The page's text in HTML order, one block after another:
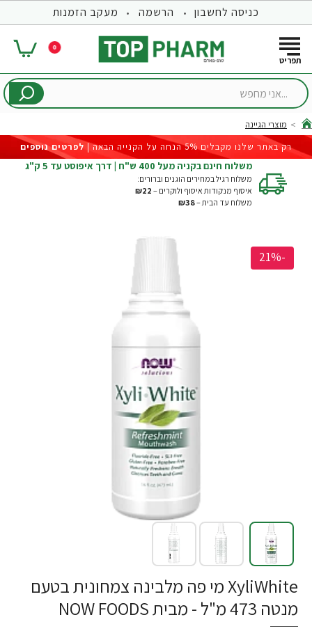
כניסה לחשבון הרשמה מעקב הזמנות
0
...אני
home
מוצרי הגיינה
רק באתר שלנו מקבלים 5% הנחה על הקנייה הבאה |
לפרטים נוספים
משלוח חינם בקניה מעל 400 ש"ח | דרך איפוסט עד 5 ק"ג
משלוח רגיל במחירים הוגנים וברורים:
איסוף מנקודות איסוף ולוקרים – ₪22
משלוח עד הבית –₪38
-21%
XyliWhite מי פה מלבינה צמחונית בטעם
מנטה 473 מ"ל - מבית NOW FOODS